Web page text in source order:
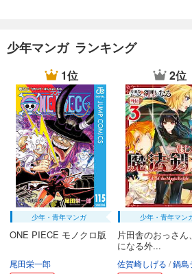
少年マンガ ランキング
1位
少年・青年マンガ
ONE PIECE モノクロ版
尾田栄一郎
2位
少年・青年マン
片田舎のおっさん
になる外...
佐賀崎しげる 鍋島テ